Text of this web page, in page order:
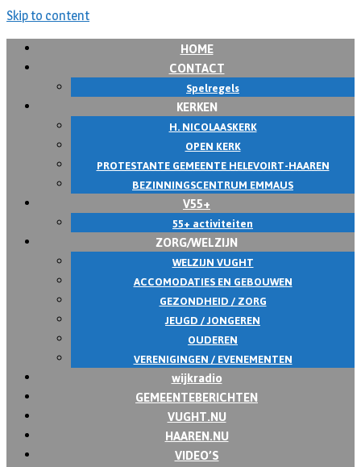
Skip to content
HOME
CONTACT
Spelregels
KERKEN
H. NICOLAASKERK
OPEN KERK
PROTESTANTE GEMEENTE HELEVOIRT-HAAREN
BEZINNINGSCENTRUM EMMAUS
V55+
55+ activiteiten
ZORG/WELZIJN
WELZIJN VUGHT
ACCOMODATIES EN GEBOUWEN
GEZONDHEID / ZORG
JEUGD / JONGEREN
OUDEREN
VERENIGINGEN / EVENEMENTEN
wijkradio
GEMEENTEBERICHTEN
VUGHT.NU
HAAREN.NU
VIDEO’S